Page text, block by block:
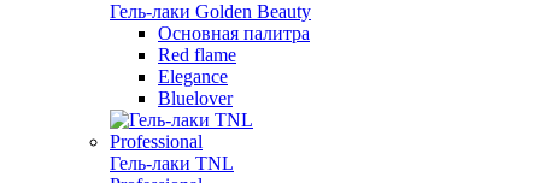
Гель-лаки Golden Beauty
Основная палитра
Red flame
Elegance
Bluelover
Гель-лаки TNL